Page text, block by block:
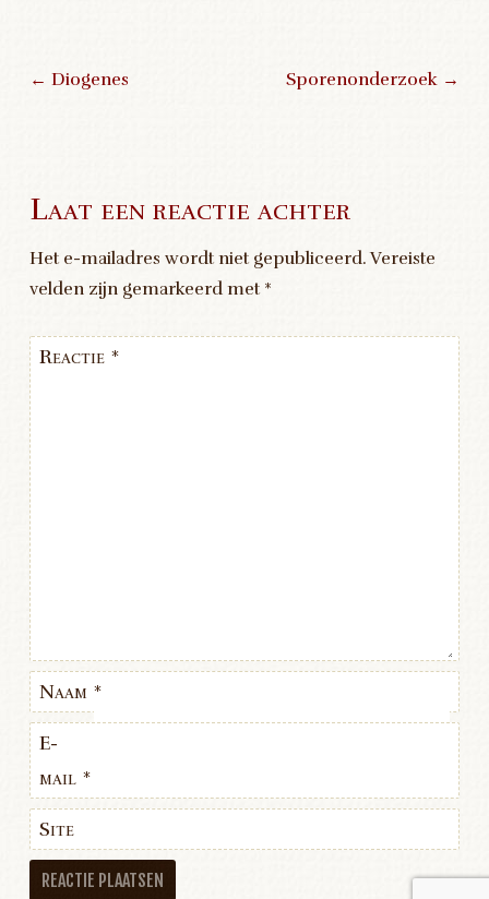
← Diogenes Sporenonderzoek →
Laat een reactie achter
Het e-mailadres wordt niet gepubliceerd.Vereiste
velden zijn gemarkeerd met *
Reactie *
Naam *
E-
mail *
Site